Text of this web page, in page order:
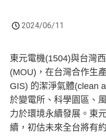
2024/06/11
東元電機(1504)與台灣
(MOU) ，在台灣合作生產
GIS) 的潔淨氣體(clean
於變電所、科學園區、
力於環境永續發展。東
續，初估未來全台將有